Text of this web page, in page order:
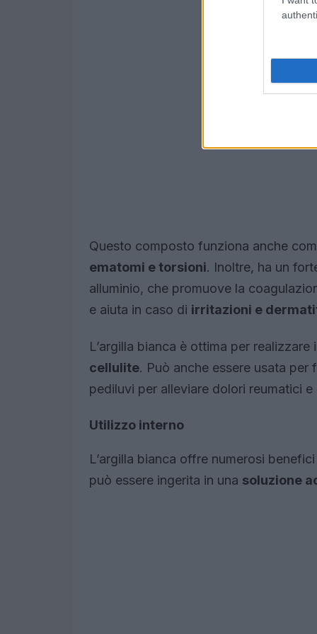
Questo composto funziona anche
ematomi e torsioni. Inoltre, ha un
alluminio, che promuove la
e aiuta in caso di irritazioni e
L’argilla bianca è ottima per
cellulite. Può anche essere usata
pediluvi per alleviare dolori reumatici e
Utilizzo interno
L’argilla bianca offre numerosi
può essere ingerita in una soluzione